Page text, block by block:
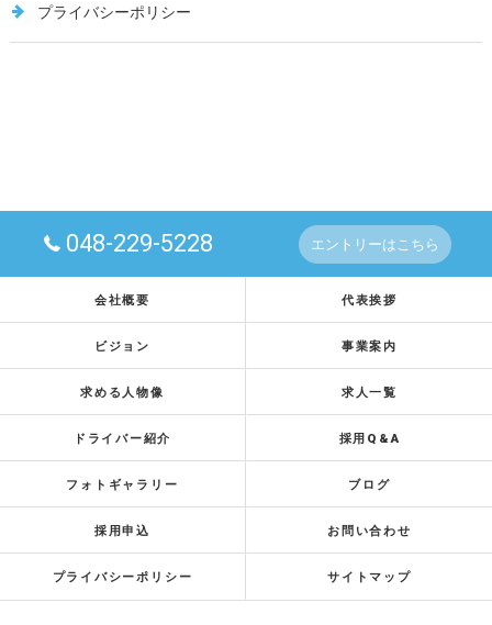
プライバシーポリシー
048-229-5228 エントリーはこちら
会社概要 代表挨拶
ビジョン 事業案内
求める人物像 求人一覧
ドライバー紹介 採用Q&A
フォトギャラリー ブログ
採用申込 お問い合わせ
プライバシーポリシー サイトマップ